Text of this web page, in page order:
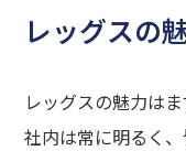
事業内容
レッグスの
レッグスの魅力は
社内は常に明るく